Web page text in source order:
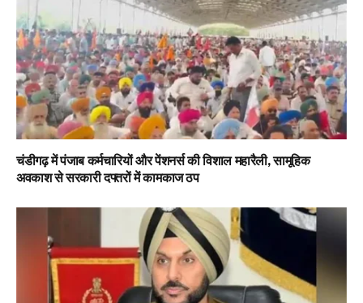
चंडीगढ़ में पंजाब कर्मचारियों और पेंशनर्स की विशाल महारैली, सामूहिक
अवकाश से सरकारी दफ्तरों में कामकाज ठप